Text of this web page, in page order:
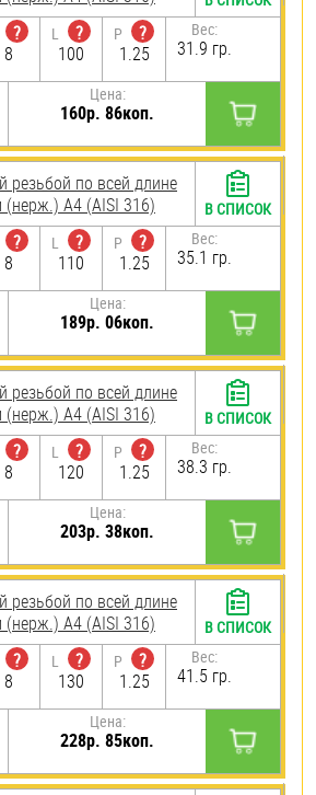
?
8
L
?
100
P
?
1.25
Вес:
31.9 гр.
Цена:
160р. 86коп.
резьбой по всей длине
A4 (AISI 316)
?
8
L
?
110
P
?
1.25
Вес:
35.1 гр.
Цена:
189р. 06коп.
В СПИСОК
резьбой по всей длине
A4 (AISI 316)
?
8
L
?
120
P
?
1.25
Вес:
38.3 гр.
Цена:
203р. 38коп.
В СПИСОК
резьбой по всей длине
A4 (AISI 316)
?
8
L
?
130
P
?
1.25
Вес:
41.5 гр.
Цена:
228р. 85коп.
В СПИСОК